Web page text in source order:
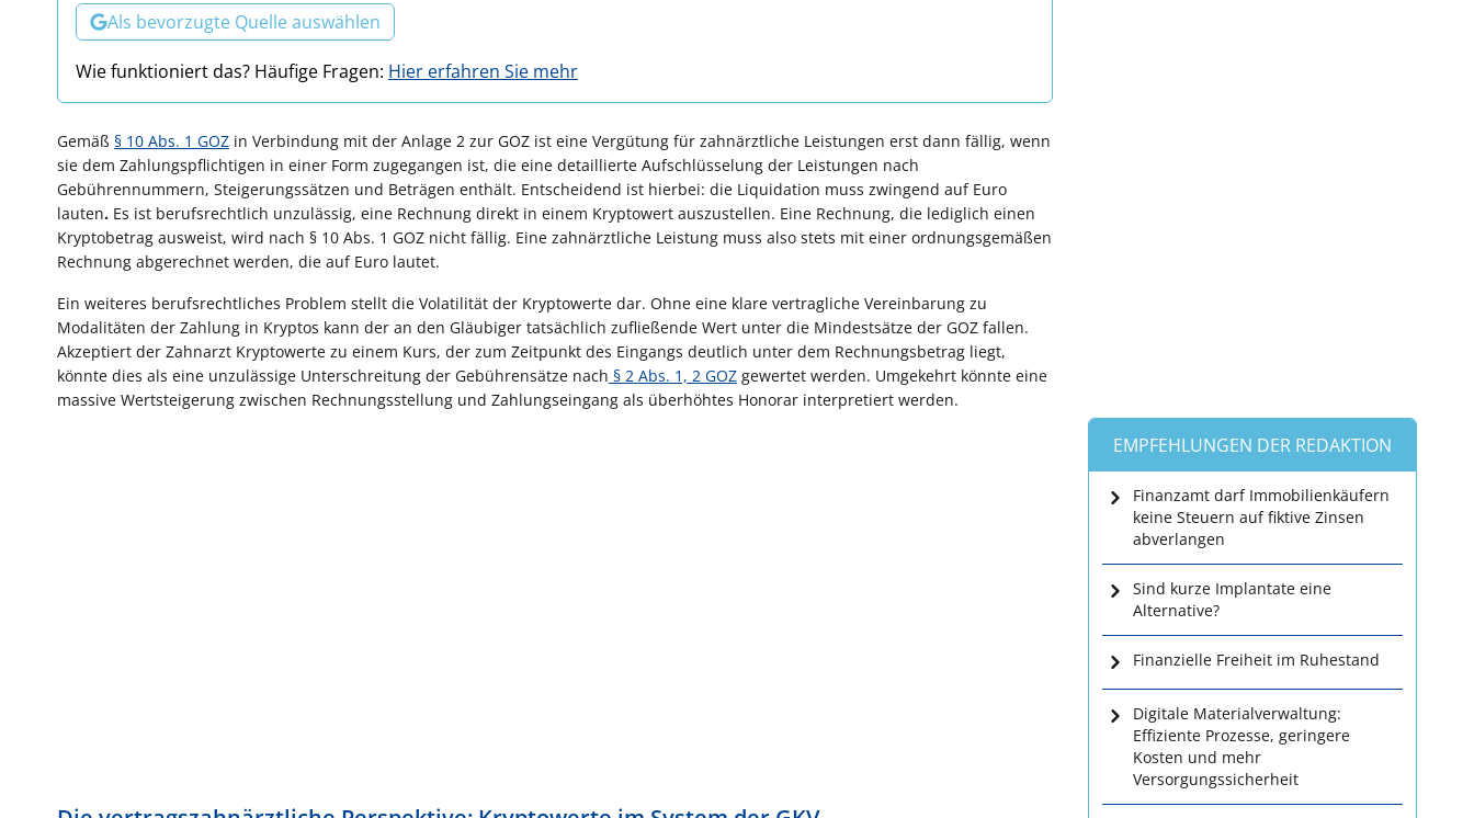
Als bevorzugte Quelle auswählen
Wie funktioniert das? Häufige Fragen: Hier erfahren Sie mehr
Gemäß § 10 Abs. 1 GOZ in Verbindung mit der Anlage 2 zur GOZ ist eine Vergütung für zahnärztliche Leistungen erst dann fällig, wenn
sie dem Zahlungspflichtigen in einer Form zugegangen ist, die eine detaillierte Aufschlüsselung der Leistungen nach
Gebührennummern, Steigerungssätzen und Beträgen enthält. Entscheidend ist hierbei: die Liquidation muss zwingend auf Euro
lauten. Es ist berufsrechtlich unzulässig, eine Rechnung direkt in einem Kryptowert auszustellen. Eine Rechnung, die lediglich einen
Kryptobetrag ausweist, wird nach § 10 Abs. 1 GOZ nicht fällig. Eine zahnärztliche Leistung muss also stets mit einer ordnungsgemäßen
Rechnung abgerechnet werden, die auf Euro lautet.
Ein weiteres berufsrechtliches Problem stellt die Volatilität der Kryptowerte dar. Ohne eine klare vertragliche Vereinbarung zu
Modalitäten der Zahlung in Kryptos kann der an den Gläubiger tatsächlich zufließende Wert unter die Mindestsätze der GOZ fallen.
Akzeptiert der Zahnarzt Kryptowerte zu einem Kurs, der zum Zeitpunkt des Eingangs deutlich unter dem Rechnungsbetrag liegt,
könnte dies als eine unzulässige Unterschreitung der Gebührensätze nach § 2 Abs. 1, 2 GOZ gewertet werden. Umgekehrt könnte eine
massive Wertsteigerung zwischen Rechnungsstellung und Zahlungseingang als überhöhtes Honorar interpretiert werden.
EMPFEHLUNGEN DER REDAKTION
Finanzamt darf Immobilienkäufern
keine Steuern auf fiktive Zinsen
abverlangen
Sind kurze Implantate eine
Alternative?
Finanzielle Freiheit im Ruhestand
Digitale Materialverwaltung:
Effiziente Prozesse, geringere
Kosten und mehr
Versorgungssicherheit